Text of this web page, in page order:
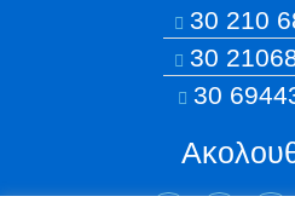
30 210
30
30